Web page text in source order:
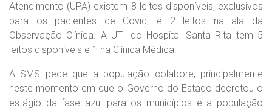
Atendimento (UPA) existem 8 leitos disponíveis, exclusivos
para os pacientes de Covid, e 2 leitos na ala da
Observação Clínica. A UTI do Hospital Santa Rita tem 5
leitos disponíveis e 1 na Clínica Médica.
A SMS pede que a população colabore, principalmente
neste momento em que o Governo do Estado decretou o
estágio da fase azul para os municípios e a população